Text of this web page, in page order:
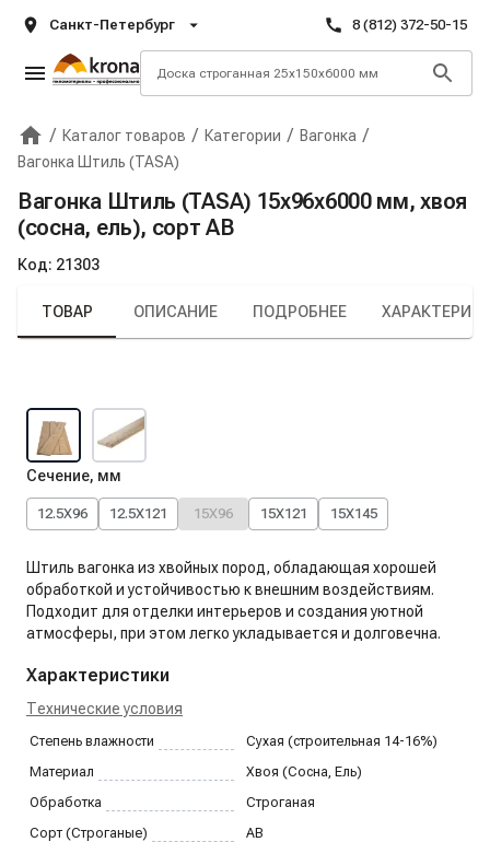
Санкт-Петербург 8 (812) 372-50-15
Главная
/ Каталог товаров / Категории / Вагонка /
Вагонка Штиль (TASA)
Вагонка Штиль (TASA) 15х96х6000 мм, хвоя
(сосна, ель), сорт AB
Код: 21303
Крона
ТОВАР ОПИСАНИЕ ПОДРОБНЕЕ
Сечение, мм
12.5X96 12.5X121 15X96 15X121 15X145
Штиль вагонка из хвойных пород, обладающая хорошей
обработкой и устойчивостью к внешним воздействиям.
Подходит для отделки интерьеров и создания уютной
атмосферы, при этом легко укладывается и долговечна.
Характеристики
Технические условия
Степень влажности
Сухая (строительная 14-16%)
Материал
Хвоя (Сосна, Ель)
Обработка
Строганая
Сорт (Строганые)
AB